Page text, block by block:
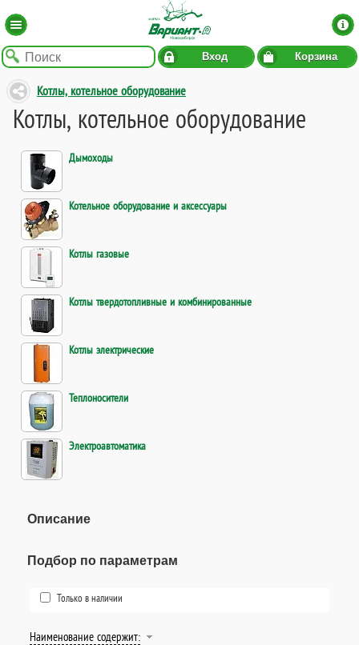
Вход Корзина
Котлы, котельное оборудование
Котлы, котельное оборудование
Дымоходы
Котельное оборудование и аксессуары
Котлы газовые
Котлы твердотопливные и комбинированные
Котлы электрические
Теплоносители
Электроавтоматика
Описание
Подбор по параметрам
Только в наличии
Наименование содержит: